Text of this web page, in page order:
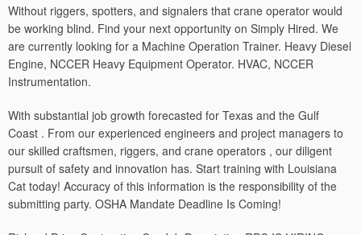
Without riggers, spotters, and signalers that crane operator would
be working blind. Find your next opportunity on Simply Hired. We
are currently looking for a Machine Operation Trainer. Heavy Diesel
Engine, NCCER Heavy Equipment Operator. HVAC, NCCER
Instrumentation.
With substantial job growth forecasted for Texas and the Gulf
Coast . From our experienced engineers and project managers to
our skilled craftsmen, riggers, and crane operators , our diligent
pursuit of safety and innovation has. Start training with Louisiana
Cat today! Accuracy of this information is the responsibility of the
submitting party. OSHA Mandate Deadline Is Coming!